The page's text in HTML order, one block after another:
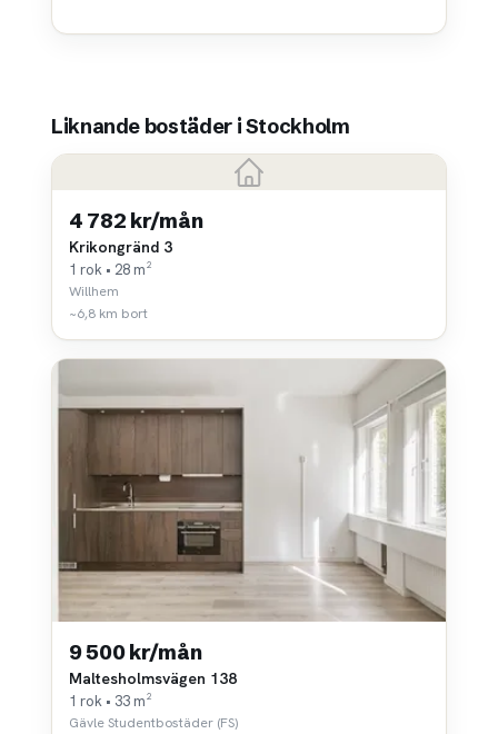
Liknande bostäder i Stockholm
4 782 kr/mån
Krikongränd 3
1 rok • 28 m²
Willhem
~6,8 km bort
9 500 kr/mån
Maltesholmsvägen 138
1 rok • 33 m²
Gävle Studentbostäder (FS)